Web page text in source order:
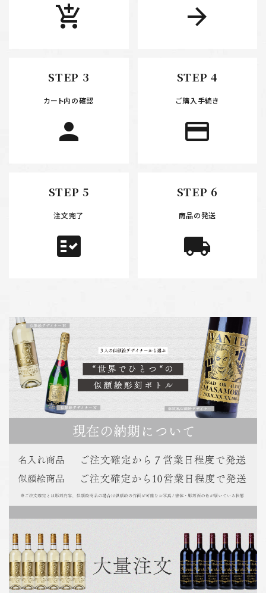
add_shopping_cart arrow_forward
STEP 3
カート内の確認
person
STEP 4
ご購入手続き
payment
STEP 5
注文完了
fact_check
STEP 6
商品の発送
local_shipping